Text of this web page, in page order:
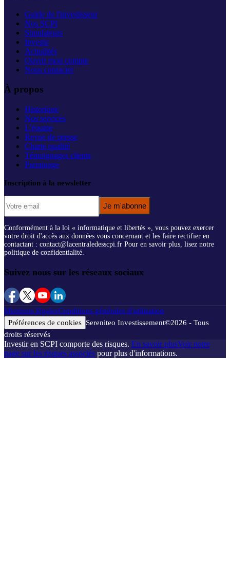
Guide de l'investisseur
Nos SCPI
Simulateurs
Investir
Actualités
Ouvrir mon compte
Nous contacter
À propos
Historique
Nos services
L'équipe
Revue de presse
Charte qualité
Témoignages clients
Parrainage
Inscription à la newsletter
Je m'abonne
Conformément à la loi « informatique et libertés », vous pouvez exercer
votre droit d'accès aux données vous concernant et les faire rectifier en
contactant : contact@lacentraledesscpi.fr Pour en savoir plus, lisez notre
politique de confidentialité.
Suivez nous sur les réseaux sociaux
Mentions légalesConditions générales d'utilisation
Préférences de cookies Sereniteo Investissement©2026 - Tous
droits réservés
Investir en SCPI comporte des risques. En savoir plusVoir notre
page sur les risques associés pour plus d'informations.